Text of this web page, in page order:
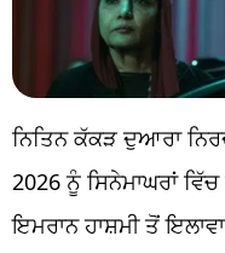
ਨਿਤਿਨ ਕੱਕੜ ਦੁਆਰਾ
2026 ਨੂੰ ਸਿਨੇਮਾਘਰਾਂ
ਇਮਰਾਨ ਹਾਸ਼ਮੀ ਤੋਂ